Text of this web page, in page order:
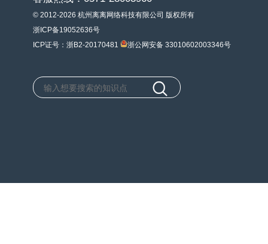
© 2012-2026 杭州离离网络科技有限公司 版权所有
浙ICP备19052636号
ICP证号：浙B2-20170481
浙公网安备 33010602003346号